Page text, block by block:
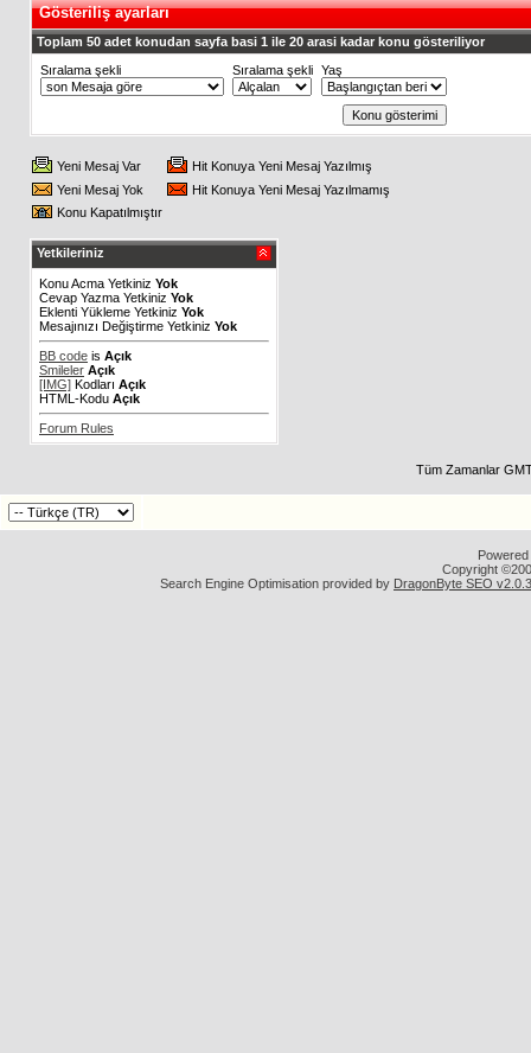
Gösteriliş ayarları
Toplam 50 adet konudan sayfa basi 1 ile 20 arasi kadar konu gösteriliyor
Sıralama şekli
Sıralama şekli Yaş
Yeni Mesaj Var
Hit Konuya Yeni Mesaj Yazılmış
Yeni Mesaj Yok
Hit Konuya Yeni Mesaj Yazılmamış
Konu Kapatılmıştır
Yetkileriniz
Konu Acma Yetkiniz Yok
Cevap Yazma Yetkiniz Yok
Eklenti Yükleme Yetkiniz Yok
Mesajınızı Değiştirme Yetkiniz Yok
BB code is Açık
Smileler Açık
[IMG] Kodları Açık
HTML-Kodu Açık
Forum Rules
Tüm Zamanlar
Copyright
Search Engine Optimisation provided by DragonByte SEO